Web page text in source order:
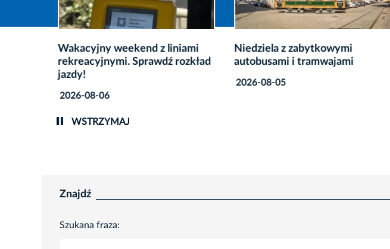
Wakacyjny weekend z liniami
rekreacyjnymi. Sprawdź rozkład
jazdy!
2026-08-06
Niedziela z zabytkowymi
autobusami i tramwajami
2026-08-05
WSTRZYMAJ
Znajdź
Szukana fraza: